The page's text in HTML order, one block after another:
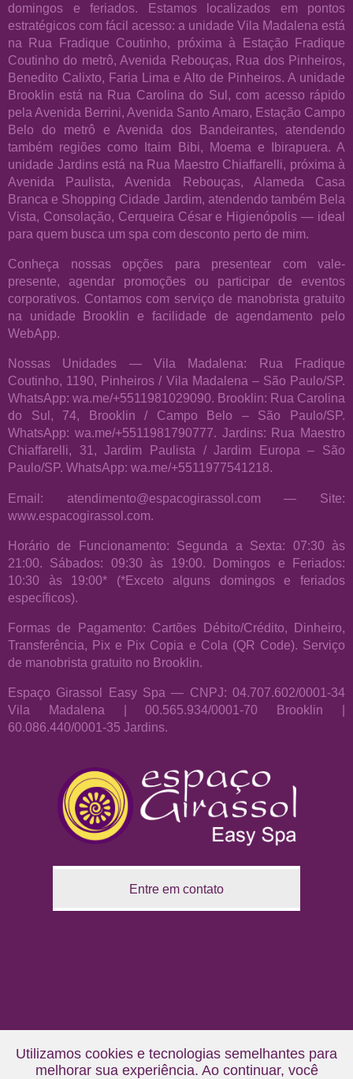
domingos e feriados. Estamos localizados em pontos
estratégicos com fácil acesso: a unidade Vila Madalena está
na Rua Fradique Coutinho, próxima à Estação Fradique
Coutinho do metrô, Avenida Rebouças, Rua dos Pinheiros,
Benedito Calixto, Faria Lima e Alto de Pinheiros. A unidade
Brooklin está na Rua Carolina do Sul, com acesso rápido
pela Avenida Berrini, Avenida Santo Amaro, Estação Campo
Belo do metrô e Avenida dos Bandeirantes, atendendo
também regiões como Itaim Bibi, Moema e Ibirapuera. A
unidade Jardins está na Rua Maestro Chiaffarelli, próxima à
Avenida Paulista, Avenida Rebouças, Alameda Casa
Branca e Shopping Cidade Jardim, atendendo também Bela
Vista, Consolação, Cerqueira César e Higienópolis — ideal
para quem busca um spa com desconto perto de mim.
Conheça nossas opções para presentear com vale-
presente, agendar promoções ou participar de eventos
corporativos. Contamos com serviço de manobrista gratuito
na unidade Brooklin e facilidade de agendamento pelo
WebApp.
Nossas Unidades — Vila Madalena: Rua Fradique
Coutinho, 1190, Pinheiros / Vila Madalena – São Paulo/SP.
WhatsApp: wa.me/+5511981029090. Brooklin: Rua Carolina
do Sul, 74, Brooklin / Campo Belo – São Paulo/SP.
WhatsApp: wa.me/+5511981790777. Jardins: Rua Maestro
Chiaffarelli, 31, Jardim Paulista / Jardim Europa – São
Paulo/SP. WhatsApp: wa.me/+5511977541218.
Email: atendimento@espacogirassol.com — Site:
www.espacogirassol.com.
Horário de Funcionamento: Segunda a Sexta: 07:30 às
21:00. Sábados: 09:30 às 19:00. Domingos e Feriados:
10:30 às 19:00* (*Exceto alguns domingos e feriados
específicos).
Formas de Pagamento: Cartões Débito/Crédito, Dinheiro,
Transferência, Pix e Pix Copia e Cola (QR Code). Serviço
de manobrista gratuito no Brooklin.
Espaço Girassol Easy Spa — CNPJ: 04.707.602/0001-34
Vila Madalena | 00.565.934/0001-70 Brooklin |
60.086.440/0001-35 Jardins.
Entre em contato
Utilizamos cookies e tecnologias semelhantes para
melhorar sua experiência. Ao continuar, você